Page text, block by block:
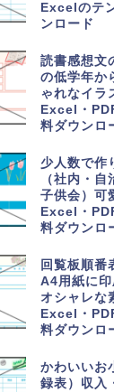
Excelのテ
ンロード
読書感想文
の低学年か
ゃれなイラ
Excel・
料ダウンロ
少人数で作
（社内・自
子供会）可
Excel・
料ダウンロ
回覧板順番
A4用紙に
オシャレな
Excel・
料ダウンロ
かわいいお
録表）収入